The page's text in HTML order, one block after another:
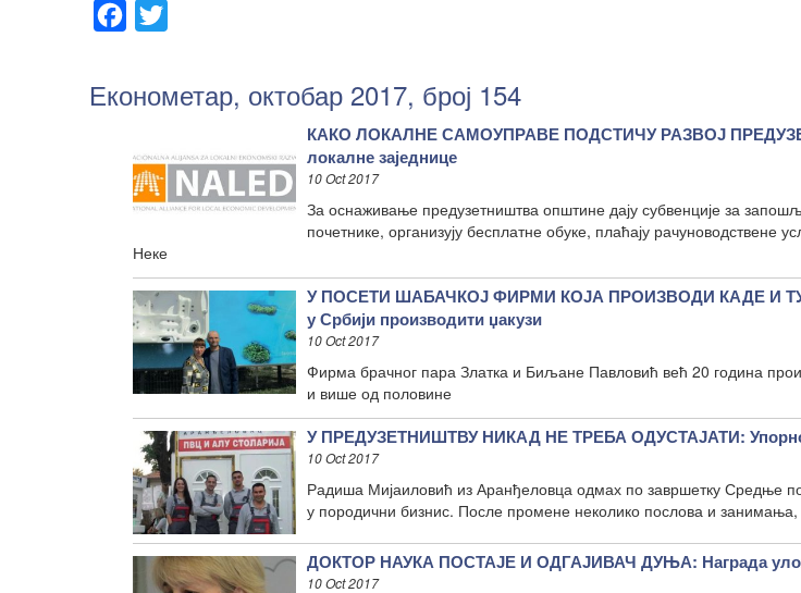
Facebook
Економетар, октобар 2017, број 154
КАКО ЛОКАЛНЕ САМОУПРАВЕ ПОДСТИЧУ РАЗВОЈ
локалне заједнице
10 Oct 2017
За оснаживање предузетништва општине дају субвенције за
почетнике, организују бесплатне обуке, плаћају рачуноводствене
Неке
У ПОСЕТИ ШАБАЧКОЈ ФИРМИ КОЈА ПРОИЗВОДИ КАДЕ И
у Србији производити џакузи
10 Oct 2017
Фирма брачног пара Златка и Биљане Павловић већ 20 година
и више од половине
У ПРЕДУЗЕТНИШТВУ НИКАД НЕ ТРЕБА ОДУСТАЈАТИ:
10 Oct 2017
Радиша Мијаиловић из Аранђеловца одмах по завршетку Средње
у породични бизнис. После промене неколико послова и занимања,
ДОКТОР НАУКА ПОСТАЈЕ И ОДГАЈИВАЧ ДУЊА: Награда
10 Oct 2017